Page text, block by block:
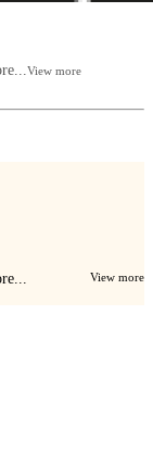
View more
View more